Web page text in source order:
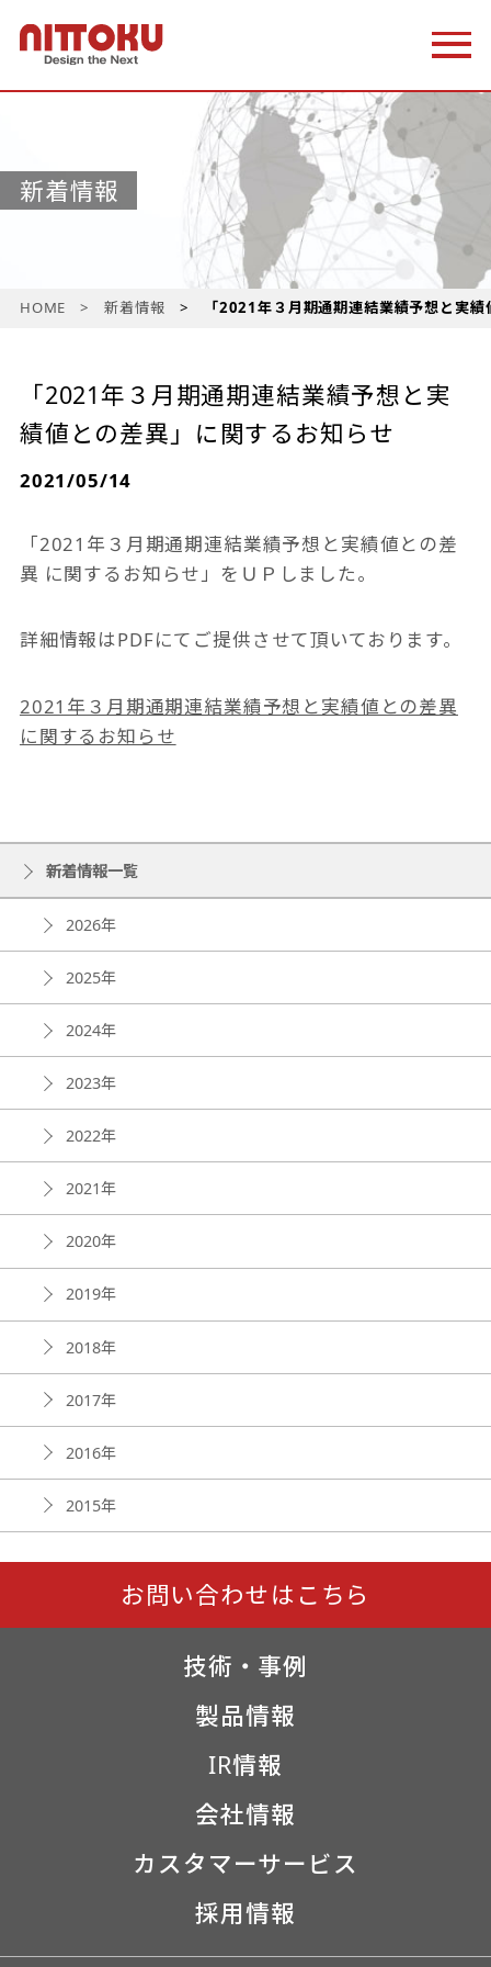
新着情報
HOME 新着情報 「2021年３月期通期連結業績予想と実
「2021年３月期通期連結業績予想と実
績値との差異」に関するお知らせ
2021/05/14
「2021年３月期通期連結業績予想と実績値との差
異 に関するお知らせ」をＵＰしました。
詳細情報はPDFにてご提供させて頂いております。
2021年３月期通期連結業績予想と実績値との差異
に関するお知らせ
新着情報一覧
2026年
2025年
2024年
2023年
2022年
2021年
2020年
2019年
2018年
2017年
2016年
2015年
お問い合わせはこちら
技術・事例
製品情報
IR情報
会社情報
カスタマーサービス
採用情報